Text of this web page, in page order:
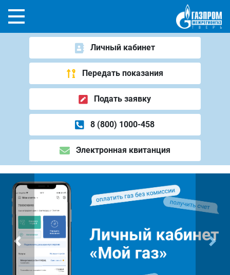
Личный кабинет
Передать показания
Подать заявку
8 (800) 1000-458
Электронная квитанция
Previous Next